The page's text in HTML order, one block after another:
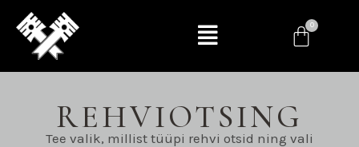
REHVIOTSING
Tee valik, millist tüüpi rehvi otsid ning vali